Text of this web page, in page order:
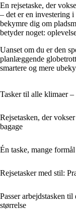
En rejsetaske, der
– det er en investering
bekymre dig om
betyder noget:
Uanset om du er den
planlæggende
smartere og mere
Tasker til alle klimaer
Rejsetasken, der
bagage
Én taske, mange
Rejsetasker med stil:
Passer arbejdstasken
størrelse